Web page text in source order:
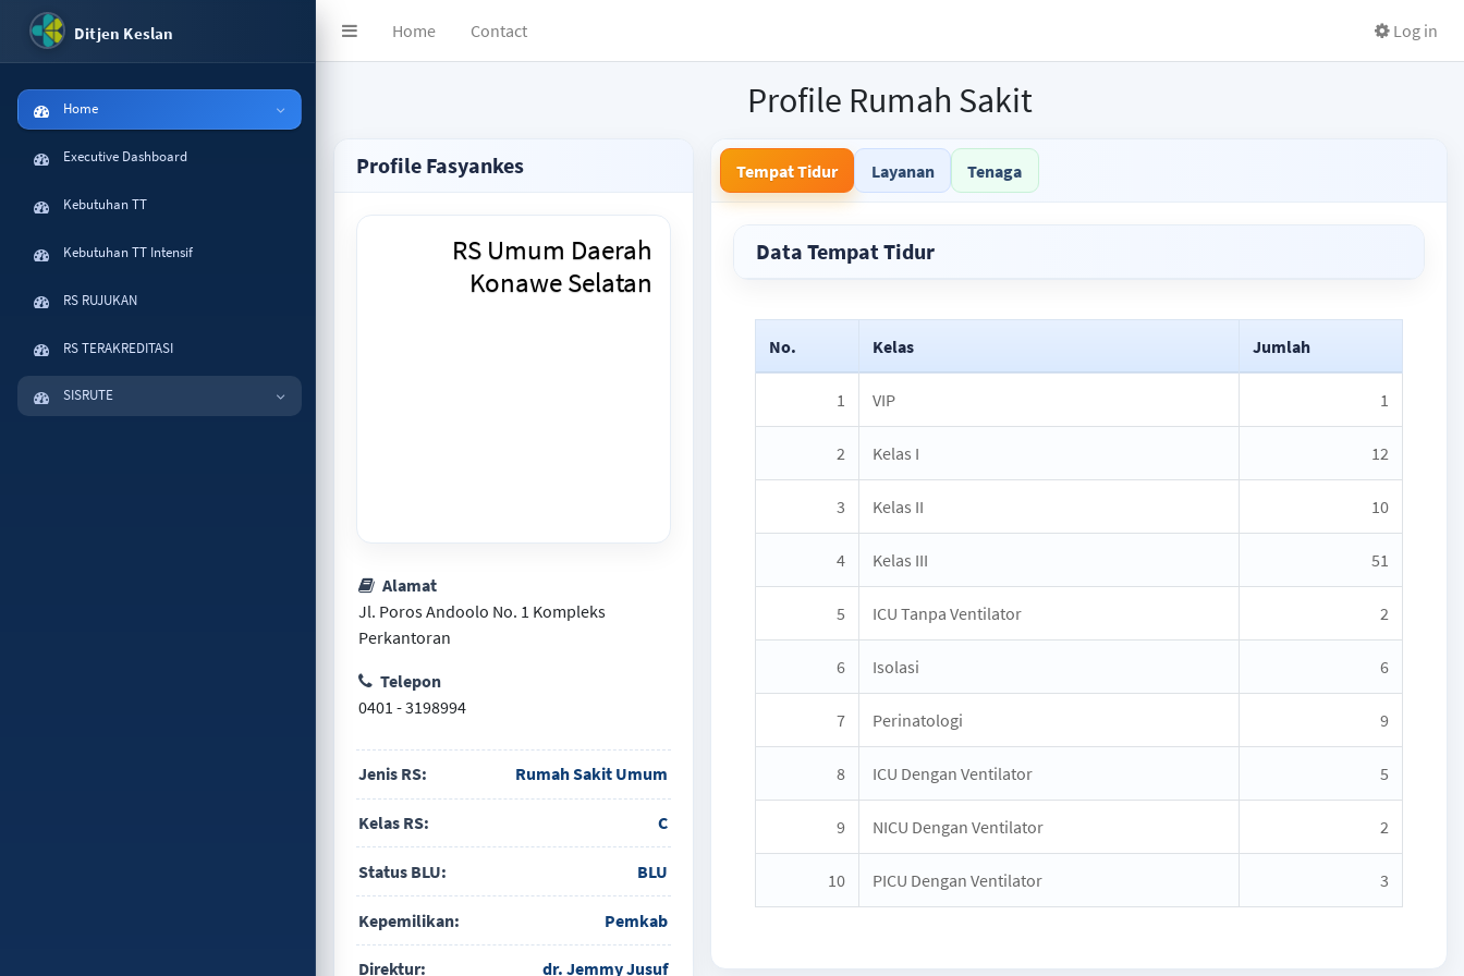
Home Contact Log in
Ditjen Keslan
Home
Executive Dashboard
Kebutuhan TT
Kebutuhan TT Intensif
RS RUJUKAN
RS TERAKREDITASI
SISRUTE
Profile Rumah Sakit
Profile Fasyankes
RS Umum Daerah
Konawe Selatan
Alamat
Jl. Poros Andoolo No. 1 Kompleks
Perkantoran
Telepon
0401 - 3198994
Jenis RS: Rumah Sakit Umum
Kelas RS: C
Status BLU: BLU
Kepemilikan: Pemkab
Direktur: dr. Jemmy Jusuf
Tempat Tidur Layanan Tenaga
Data Tempat Tidur
No. Kelas Jumlah
1 VIP 1
2 Kelas I 12
3 Kelas II 10
4 Kelas III 51
5 ICU Tanpa Ventilator 2
6 Isolasi 6
7 Perinatologi 9
8 ICU Dengan Ventilator 5
9 NICU Dengan Ventilator 2
10 PICU Dengan Ventilator 3